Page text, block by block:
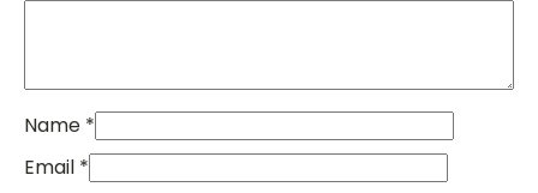
Name *
Email *